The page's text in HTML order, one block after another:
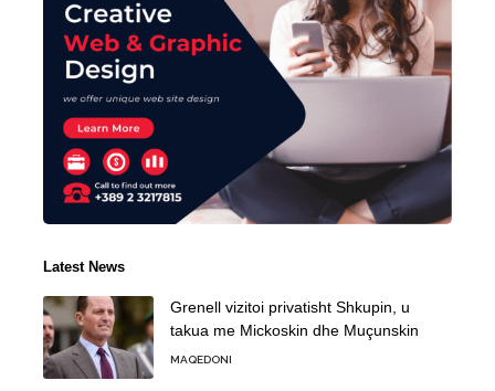
Latest News
Grenell vizitoi privatisht Shkupin, u
takua me Mickoskin dhe Muçunskin
MAQEDONI